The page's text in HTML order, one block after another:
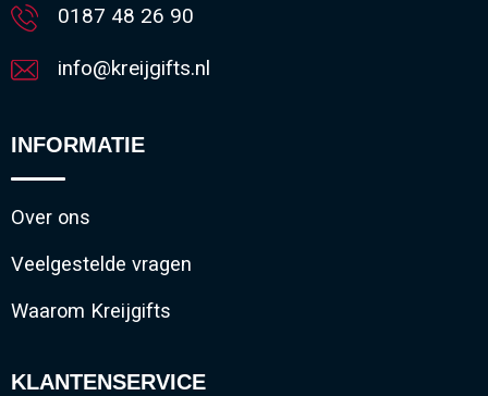
0187 48 26 90
info@kreijgifts.nl
INFORMATIE
Over ons
Veelgestelde vragen
Waarom Kreijgifts
KLANTENSERVICE